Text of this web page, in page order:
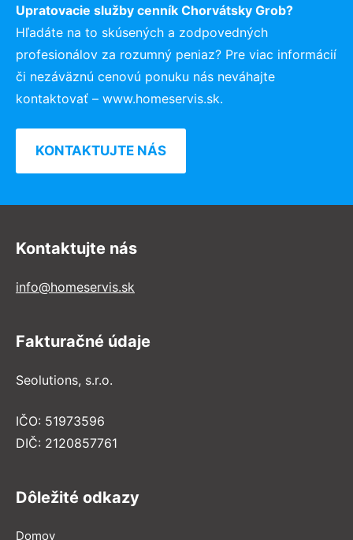
Upratovacie služby cenník Chorvátsky Grob?
Hľadáte na to skúsených a zodpovedných
profesionálov za rozumný peniaz? Pre viac informácií
či nezáväznú cenovú ponuku nás neváhajte
kontaktovať – www.homeservis.sk.
KONTAKTUJTE NÁS
Kontaktujte nás
info@homeservis.sk
Fakturačné údaje
Seolutions, s.r.o.
IČO: 51973596
DIČ: 2120857761
Dôležité odkazy
Domov